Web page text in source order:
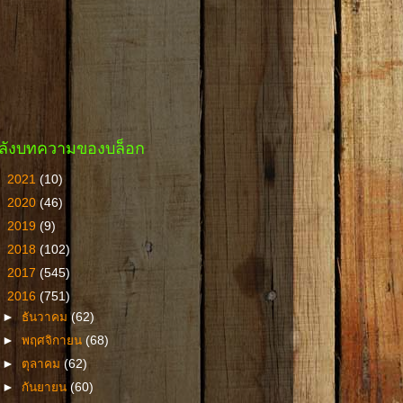
งบทความของบล็อก
2021 (10)
2020 (46)
2019 (9)
2018 (102)
2017 (545)
2016 (751)
► ธันวาคม(62)
►พฤศจิกายน(68)
► ตุลาคม(62)
► กันยายน(60)